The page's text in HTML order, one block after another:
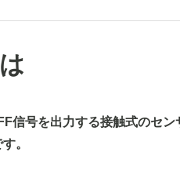
信号を出力する接触式のセン
。